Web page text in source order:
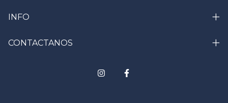
INFO
CONTACTANOS